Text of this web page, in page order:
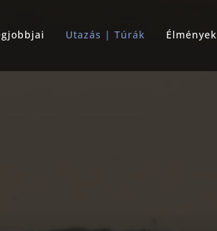
Utazás | Túrák Élmények